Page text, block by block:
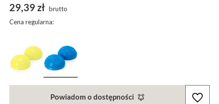
29,39 zł brutto
Cena regularna:
Powiadom o dostępności